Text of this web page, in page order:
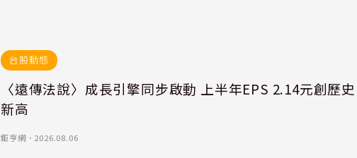
台股動態
〈遠傳法說〉成長引擎同步啟動 上半年EPS 2.14元創歷史
新高
鉅亨網 ． 2026.08.06